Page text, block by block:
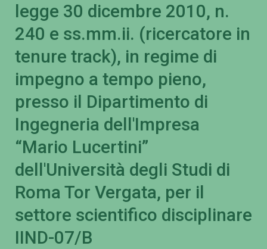
legge 30 dicembre 2010, n.
240 e ss.mm.ii. (ricercatore in
tenure track), in regime di
impegno a tempo pieno,
presso il Dipartimento di
Ingegneria dell'Impresa
“Mario Lucertini”
dell'Università degli Studi di
Roma Tor Vergata, per il
settore scientifico disciplinare
IIND-07/B